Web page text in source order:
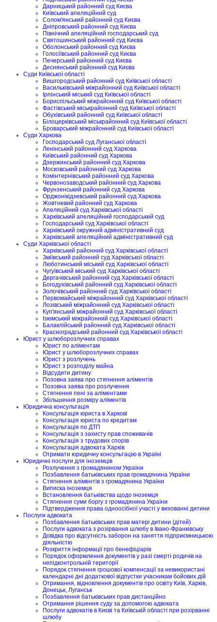
Дарницький районний суд Києва
Київський апеляційний суд
Солом'янський районний суд Києва
Дніпровський районний суд Києва
Північний апеляційний господарський суд
Святошинський районний суд Києва
Оболонський районний суд Києва
Голосіївський районний суд Києва
Печерський районний суд Києва
Деснянський районний суд Києва
Суди Київської області
Вишгородський районний суд Київської області
Васильківський міжрайонний суд Київської області
Ірпінський міський суд Київської області
Бориспільський міжрайонний суд Київської області
Фастівський міськрайонний суд Київської області
Обухівський районний суд Київської області
Білоцерківський міськрайонний суд Київської області
Броварський міжрайонний суд Київської області
Суди Харкова
Господарський суд Луганської області
Ленінський районний суд Харкова
Київський районний суд Харкова
Дзержинський районний суд Харкова
Московський районний суд Харкова
Комінтернівський районний суд Харкова
Червонозаводський районний суд Харкова
Фрунзенський районний суд Харкова
Орджонікідзевський районний суд Харкова
Жовтневий районний суд Харкова
Апеляційний суд Харківської області
Харківський апеляційний господарський суд
Господарський суд Харківської області
Харківський окружний адміністративний суд
Харківський апеляційний адміністративний суд
Суди Харківської області
Харківський районний суд Харківської області
Зміївський районний суд Харківської області
Люботинський міський суд Харківської області
Чугуївський міський суд Харківської області
Дергачівський районний суд Харківської області
Богодухівський районний суд Харківської області
Золочівський районний суд Харківської області
Первомайський міжрайонний суд Харківської області
Лозівський міжрайонний суд Харківської області
Куп'янський міжрайонний суд Харківської області
Ізюмський міжрайонний суд Харківської області
Балаклійський районний суд Харківської області
Красноградський районний суд Харківської області
Юрист у шлюборозлучних справах
Юрист по аліментам
Юрист у шлюборозлучних справах
Юрист з розлучень
Юрист з розподілу майна
Відсудити дитину
Позовна заява про стягнення аліментів
Позовна заява про розлучення
Стягнення пені за аліментами
Збільшення розміру аліментів
Юридична консультація
Консультація юриста в Харкові
Консультація юриста по кредитам
Консультація по ДТП
Консультація з захисту прав споживачів
Консультація з трудових спорів
Консультація адвоката Харків
Отримати юридичну консультацію в Україні
Юридичні послуги для іноземців
Розлучення з громадянином України
Позбавлення батьківських прав громадянина України
Стягнення аліментів з громадянина України
Виписка іноземця
Встановлення батьківства щодо іноземця
Стягнення суми боргу з громадянина України
Підтвердження права одноосібної участі у вихованні дитини
Послуги адвоката
Позбавлення батьківських прав матері дитини (дітей)
Послуги адвоката з розірвання шлюбу в Івано-Франківську
Довідка про відсутність заборон на заняття підприємницькою
діяльністю
Розкриття інформації про бенефіціарів
Порядок оформлення документів у разі смерті родичів на
непідконтрольній території
Порядок стягнення грошової компенсації за невикористані
календарні дні додаткової відпустки учасникам бойових дій
Отримання, відновлення документів про освіту Київ, Харків,
Донецьк, Луганськ
Позбавлення батьківських прав дистанційно
Отримання рішення суду за допомогою адвоката
Послуги адвокатів в Києві та Київській області при розірванні
шлюбу